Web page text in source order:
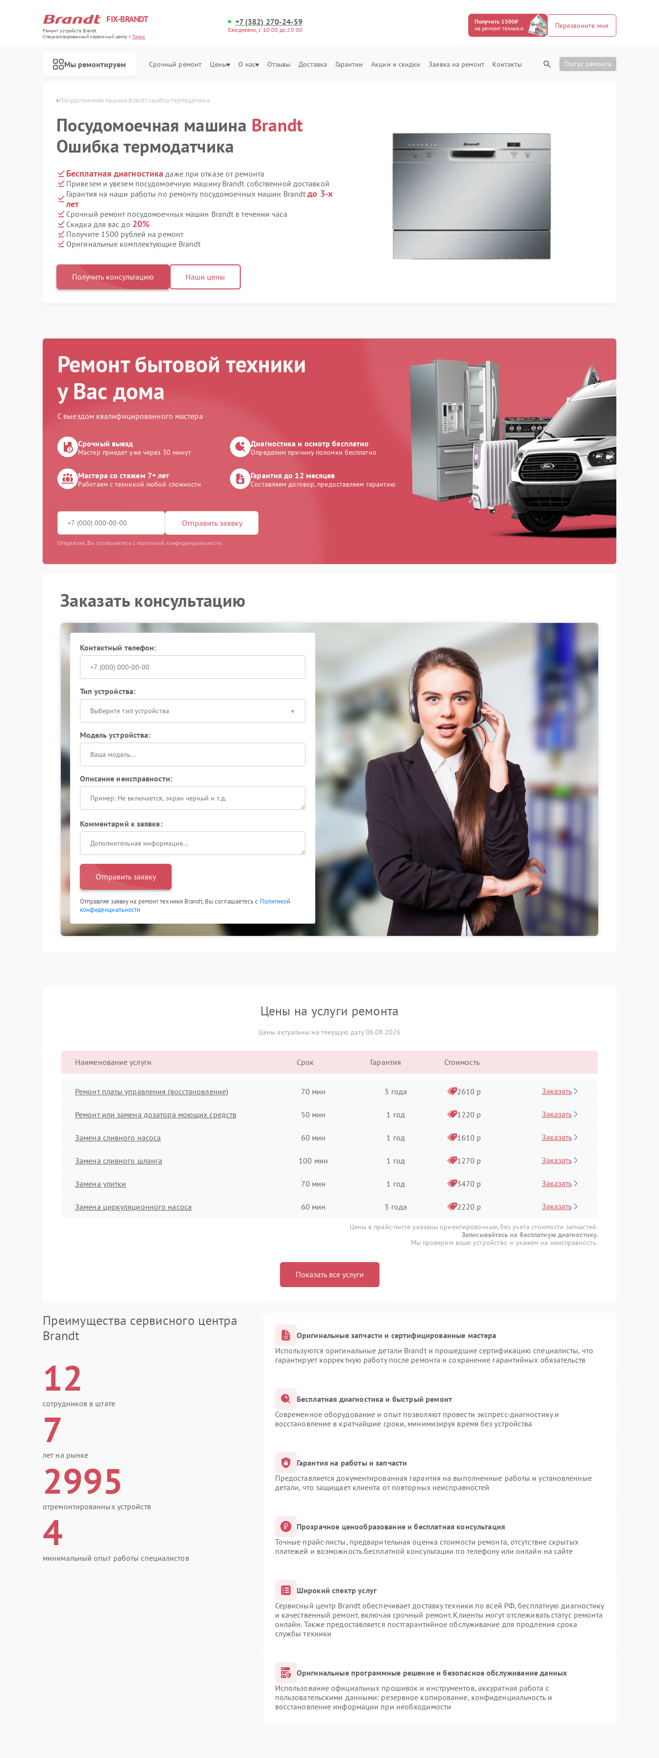
FIX-BRANDT
Ремонт устройств Brandt
Специализированный cервисный центр г.Томск
+7 (382) 270-24-59
Ежедневно, с 10:00 до 20:00
Получить 1500₽
на ремонт техники
Перезвоните мне
Мы ремонтируем Срочный ремонт Цены О нас Отзывы Доставка Гарантии Акции и скидки Заявка на ремонт Контакты Статус ремонта
Посудомоечная машина Brandt ошибка термодатчика
Посудомоечная машина Brandt
Ошибка термодатчика
Бесплатная диагностика даже при отказе от ремонта
Привезем и увезем посудомоечную машину Brandt собственной доставкой
Гарантия на наши работы по ремонту посудомоечных машин Brandtдо 3-х
лет
Срочный ремонт посудомоечных машин Brandt в течении часа
Скидка для вас до 20%
Получите 1500 рублей на ремонт
Оригинальные комплектующие Brandt
Получить консультацию Наши цены
Ремонт бытовой техники
у Вас дома
С выездом квалифицированного мастера
Срочный выезд
Мастер приедет уже через 30 минут
Диагностика и осмотр бесплатно
Определим причину поломки бесплатно
Мастера со стажем 7+ лет
Работаем с техникой любой сложности
Гарантия до 12 месяцев
Составляем договор, предоставляем гарантию
Отправить заявку
Отправляя, Вы соглашаетесь с политикой конфиденциальности
Заказать консультацию
Контактный телефон:
Тип устройства:
Выберите тип устройства
Модель устройства:
Описание неисправности:
Комментарий к заявке:
Отправить заявку
Отправляя заявку на ремонт техники Brandt, Вы соглашаетесь с Политикой
конфиденциальности
Цены на услуги ремонта
Цены актуальны на текущую дату 06.08.2026
Наименование услуги Срок Гарантия Стоимость
Ремонт платы управления (восстановление) 70 мин 3 года 2610 р Заказать
Ремонт или замена дозатора моющих средств 50 мин 1 год 1220 р Заказать
Замена сливного насоса 60 мин 1 год 1610 р Заказать
Замена сливного шланга 100 мин 1 год 1270 р Заказать
Замена улитки 70 мин 1 год 3470 р Заказать
Замена циркуляционного насоса 60 мин 3 года 2220 р Заказать
Цены в прайс-листе указаны ориентировочные, без учета стоимости запчастей.
Записывайтесь на бесплатную диагностику.
Мы проверим ваше устройство и укажем на неисправность.
Показать все услуги
Преимущества сервисного центра
Brandt
12
сотрудников в штате
7
лет на рынке
2995
отремонтированных устройств
4
минимальный опыт работы специалистов
Оригинальные запчасти и сертифицированные мастера
Используются оригинальные детали Brandt и прошедшие сертификацию специалисты, что
гарантирует корректную работу после ремонта и сохранение гарантийных обязательств
Бесплатная диагностика и быстрый ремонт
Современное оборудование и опыт позволяют провести экспресс-диагностику и
восстановление в кратчайшие сроки, минимизируя время без устройства
Гарантия на работы и запчасти
Предоставляется документированная гарантия на выполненные работы и установленные
детали, что защищает клиента от повторных неисправностей
Прозрачное ценообразование и бесплатная консультация
Точные прайс-листы, предварительная оценка стоимости ремонта, отсутствие скрытых
платежей и возможность бесплатной консультации по телефону или онлайн на сайте
Широкий спектр услуг
Сервисный центр Brandt обеспечивает доставку техники по всей РФ, бесплатную диагностику
и качественный ремонт, включая срочный ремонт. Клиенты могут отслеживать статус ремонта
онлайн. Также предоставляется постгарантийное обслуживание для продления срока
службы техники
Оригинальные программные решение и безопасное обслуживание данных
Использование официальных прошивок и инструментов, аккуратная работа с
пользовательскими данными: резервное копирование, конфиденциальность и
восстановление информации при необходимости